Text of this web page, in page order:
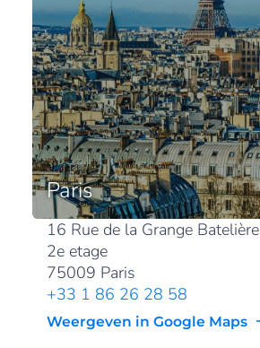
Paris
16 Rue de la Grange Batelière
2e etage
75009 Paris
+33 1 86 26 28 58
Weergeven in Google Maps